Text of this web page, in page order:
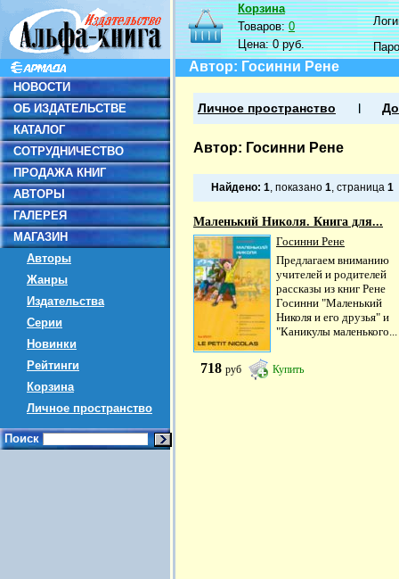
НОВОСТИ
ОБ ИЗДАТЕЛЬСТВЕ
КАТАЛОГ
СОТРУДНИЧЕСТВО
ПРОДАЖА КНИГ
АВТОРЫ
ГАЛЕРЕЯ
МАГАЗИН
Авторы
Жанры
Издательства
Серии
Новинки
Рейтинги
Корзина
Личное пространство
Поиск
Корзина
Товаров:0
Цена:0 руб.
Автор: Госинни Рене
Личное пространство
Автор: Госинни Рене
Найдено: 1, показано 1, страница 1
Маленький Николя. Книга для...
Госинни Рене
Предлагаем вниманию
учителей и родителей
рассказы из книг Рене
Госинни "Маленький
Николя и его друзья" и
"Каникулы маленького...
718 руб Купить